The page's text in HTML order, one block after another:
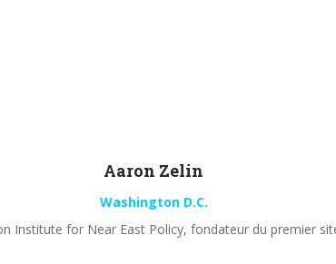
Aaron Zelin
Washington D.C.
Institute for Near East Policy, fondateur du premier